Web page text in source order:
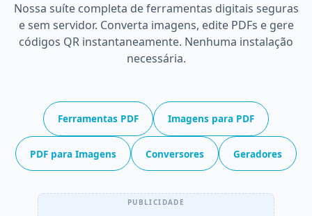
Nossa suíte completa de ferramentas digitais seguras
e sem servidor. Converta imagens, edite PDFs e gere
códigos QR instantaneamente. Nenhuma instalação
necessária.
Ferramentas PDF Imagens para PDF
PDF para Imagens Conversores Geradores